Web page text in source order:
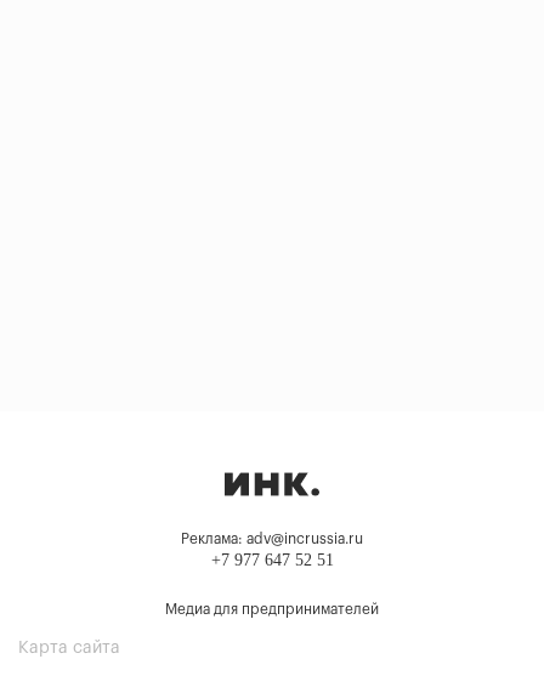
Реклама: adv@incrussia.ru
+7 977 647 52 51
Медиа для предпринимателей
Карта сайта